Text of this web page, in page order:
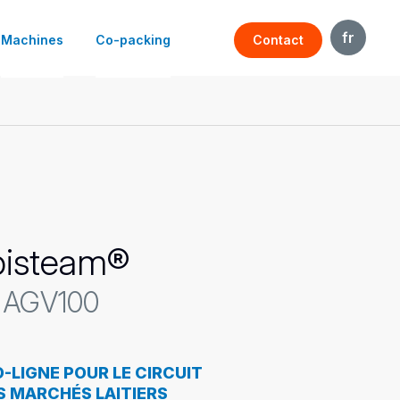
Machines Co-packing Contact
fr
LIGNE POUR LE CIRCUIT
MARCHÉS LAITIERS